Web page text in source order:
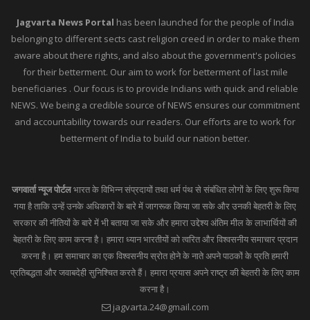
Jagvarta News Portal has been launched for the people of India
belonging to different sects cast religion creed in order to make them
aware about there rights, and also about the government's policies
for their betterment. Our aim to work for betterment of last mile
beneficiaries . Our focus is to provide Indians with quick and reliable
NEWS. We being a credible source of NEWS ensures our commitment
and accountability towards our readers. Our efforts are to work for
betterment of India to build our nation better.
जगवार्ता न्यूज पोर्टलभारत के विभिन्न संप्रदायों तथा धर्म पंथ से संबंधित लोगों के लिए शुरू किया
गया है ताकि उन्हें उनके अधिकारों के बारे में जागरूक किया जा सके और उनकी बेहतरी के लिए
सरकार की नीतियों के बारे में भी बताया जा सके और हमारा उद्देश्य अंतिम मील के लाभार्थियों की
बेहतरी के लिए काम करना है। हमारा ध्यान भारतीयों को त्वरित और विश्वसनीय समाचार प्रदान
करना है। हम समाचार का एक विश्वसनीय स्रोत होने के नाते अपने पाठकों के प्रति हमारी
प्रतिबद्धता और जवाबदेही सुनिश्चित करते हैं। हमारा प्रयास अपने राष्ट्र की बेहतरी के लिए काम
करना है।
jagvarta.24@gmail.com